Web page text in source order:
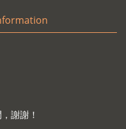
謝謝！